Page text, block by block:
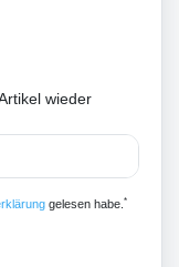
wieder
gelesen habe. *